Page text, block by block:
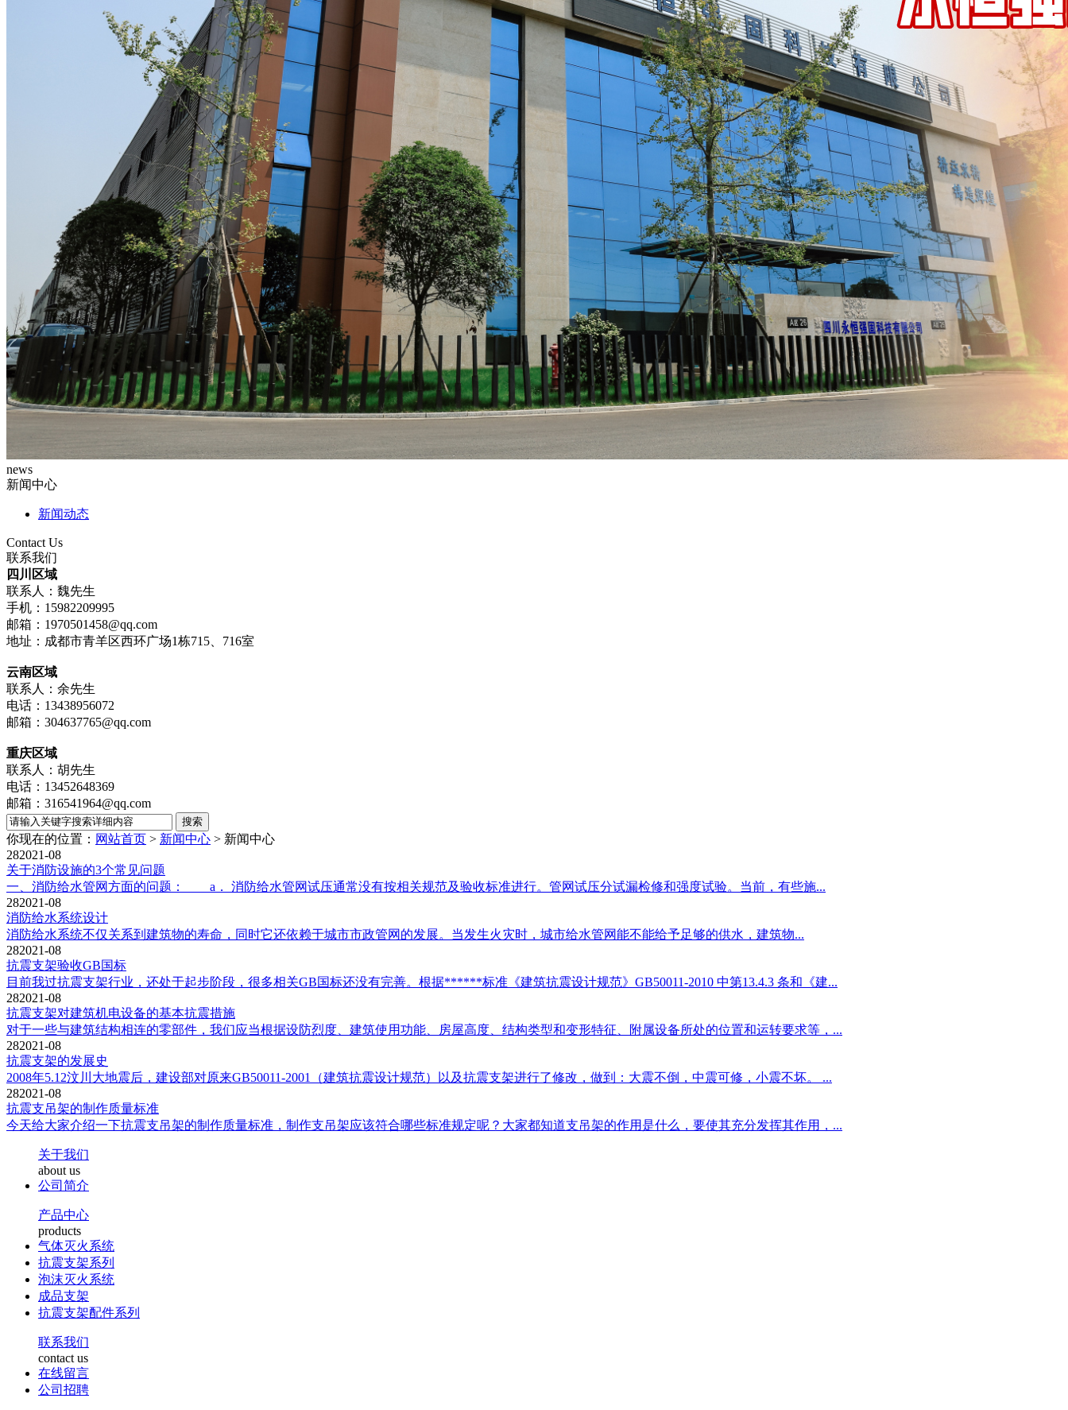
news
新闻中心
新闻动态
Contact Us
联系我们
四川区域
联系人：魏先生
手机：15982209995
邮箱：1970501458@qq.com
地址：成都市青羊区西环广场1栋715、716室
云南区域
联系人：余先生
电话：13438956072
邮箱：304637765@qq.com
重庆区域
联系人：胡先生
电话：13452648369
邮箱：316541964@qq.com
你现在的位置： 网站首页 > 新闻中心 > 新闻中心
282021-08
关于消防设施的3个常见问题
一、消防给水管网方面的问题： a． 消防给水管网试压通常没有按相关规范及验收标准进行。管网试压分试漏检修和强度试验。当前，有些施...
282021-08
消防给水系统设计
消防给水系统不仅关系到建筑物的寿命，同时它还依赖于城市市政管网的发展。当发生火灾时，城市给水管网能不能给予足够的供水，建筑物...
282021-08
抗震支架验收GB国标
目前我过抗震支架行业，还处于起步阶段，很多相关GB国标还没有完善。根据******标准《建筑抗震设计规范》GB50011-2010 中第13.4.3 条和《建...
282021-08
抗震支架对建筑机电设备的基本抗震措施
对于一些与建筑结构相连的零部件，我们应当根据设防烈度、建筑使用功能、房屋高度、结构类型和变形特征、附属设备所处的位置和运转要求等，...
282021-08
抗震支架的发展史
2008年5.12汶川大地震后，建设部对原来GB50011-2001（建筑抗震设计规范）以及抗震支架进行了修改，做到：大震不倒，中震可修，小震不坏。 ...
282021-08
抗震支吊架的制作质量标准
今天给大家介绍一下抗震支吊架的制作质量标准，制作支吊架应该符合哪些标准规定呢？大家都知道支吊架的作用是什么，要使其充分发挥其作用，...
关于我们
about us
公司简介
产品中心
products
气体灭火系统
抗震支架系列
泡沫灭火系统
成品支架
抗震支架配件系列
联系我们
contact us
在线留言
公司招聘